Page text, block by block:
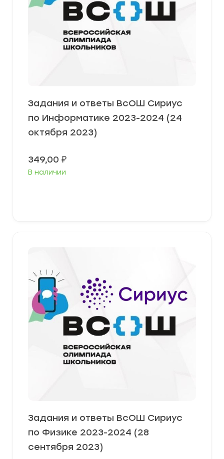
Задания и ответы ВсОШ Сириус
по Информатике 2023-2024 (24
октября 2023)
349,00 ₽
В наличии
Задания и ответы ВсОШ Сириус
по Физике 2023-2024 (28
сентября 2023)